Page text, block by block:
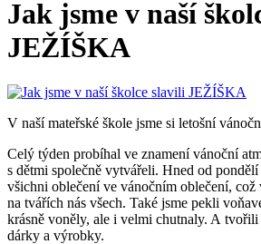
Jak jsme v naší
JEŽÍŠKA
V naší mateřské škole jsme si letošní
Celý týden probíhal ve znamení vánoční
s dětmi společně vytvářeli. Hned od
všichni oblečení ve vánočním oblečení,
na tvářích nás všech. Také jsme pekli
krásně voněly, ale i velmi chutnaly. A
dárky a výrobky.